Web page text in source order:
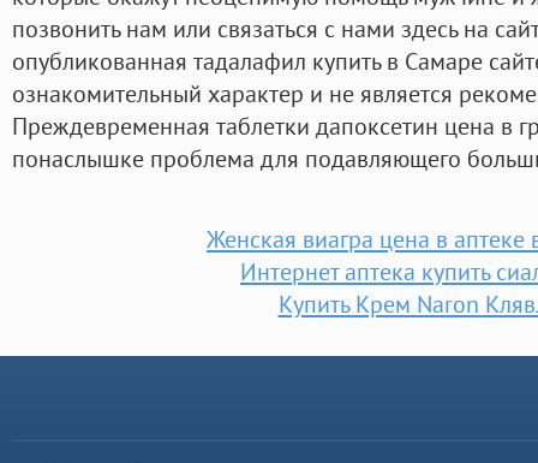
позвонить нам или связаться с нами здесь на
опубликованная тадалафил купить в Самаре
ознакомительный характер и не является
Преждевременная таблетки дапоксетин цена в
понаслышке проблема для подавляющего
Женская виагра цена в аптеке
Интернет аптека купить
Купить Крем Naron